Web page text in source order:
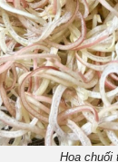
Hoa chuối